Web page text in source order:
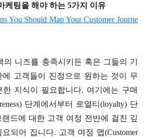
케팅을 해야 하는 5가지 이유
You Should Map Your Customer Journe
의 니즈를 충족시키든 혹은 그들의 기
고객들이 진정으로 원하는 것이 무
지식이 필요합니다. 여기에는 구매
단계에서부터 로열티(loyalty) 단
드에 대한 고객 여정 전반에 걸친 깊
되어 집니다. 고객 여정 맵(Customer